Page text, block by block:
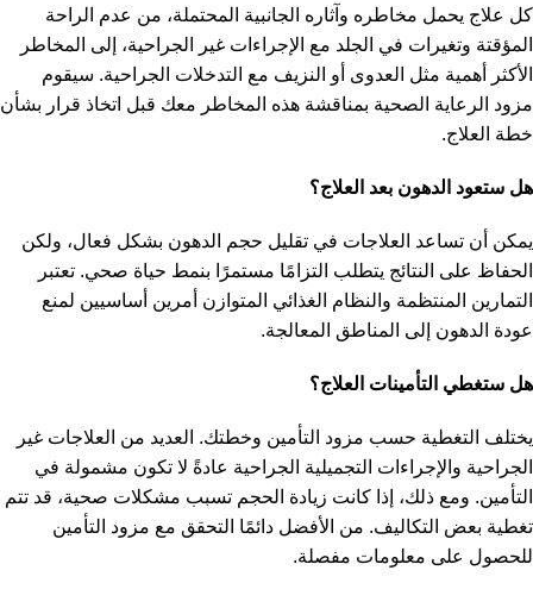
كل علاج يحمل مخاطره وآثاره الجانبية المحتملة، من عدم الراحة
المؤقتة وتغيرات في الجلد مع الإجراءات غير الجراحية، إلى المخاطر
الأكثر أهمية مثل العدوى أو النزيف مع التدخلات الجراحية. سيقوم
مزود الرعاية الصحية بمناقشة هذه المخاطر معك قبل اتخاذ قرار بشأن
خطة العلاج.
هل ستعود الدهون بعد العلاج؟
يمكن أن تساعد العلاجات في تقليل حجم الدهون بشكل فعال، ولكن
الحفاظ على النتائج يتطلب التزامًا مستمرًا بنمط حياة صحي. تعتبر
التمارين المنتظمة والنظام الغذائي المتوازن أمرين أساسيين لمنع
عودة الدهون إلى المناطق المعالجة.
هل ستغطي التأمينات العلاج؟
يختلف التغطية حسب مزود التأمين وخطتك. العديد من العلاجات غير
الجراحية والإجراءات التجميلية الجراحية عادةً لا تكون مشمولة في
التأمين. ومع ذلك، إذا كانت زيادة الحجم تسبب مشكلات صحية، قد تتم
تغطية بعض التكاليف. من الأفضل دائمًا التحقق مع مزود التأمين
للحصول على معلومات مفصلة.